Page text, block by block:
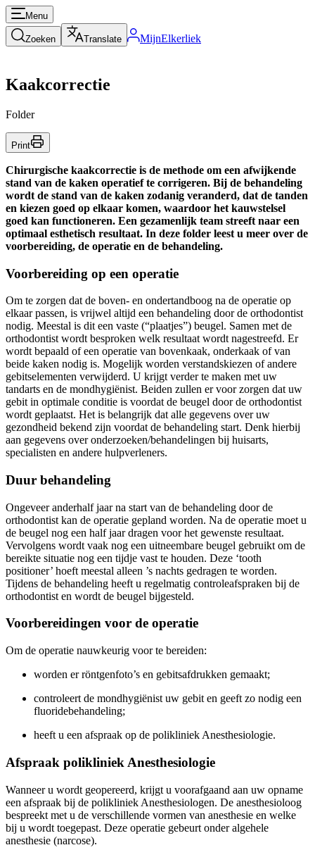
Menu
Zoeken Translate MijnElkerliek
Kaakcorrectie
Folder
Print
Chirurgische kaakcorrectie is de methode om een afwijkende
stand van de kaken operatief te corrigeren. Bij de behandeling
wordt de stand van de kaken zodanig veranderd, dat de tanden
en kiezen goed op elkaar komen, waardoor het kauwstelsel
goed kan functioneren. Een gezamenlijk team streeft naar een
optimaal esthetisch resultaat. In deze folder leest u meer over de
voorbereiding, de operatie en de behandeling.
Voorbereiding op een operatie
Om te zorgen dat de boven- en ondertandboog na de operatie op
elkaar passen, is vrijwel altijd een behandeling door de orthodontist
nodig. Meestal is dit een vaste (“plaatjes”) beugel. Samen met de
orthodontist wordt besproken welk resultaat wordt nagestreefd. Er
wordt bepaald of een operatie van bovenkaak, onderkaak of van
beide kaken nodig is. Mogelijk worden verstandskiezen of andere
gebitselementen verwijderd. U krijgt verder te maken met uw
tandarts en de mondhygiënist. Beiden zullen er voor zorgen dat uw
gebit in optimale conditie is voordat de beugel door de orthodontist
wordt geplaatst. Het is belangrijk dat alle gegevens over uw
gezondheid bekend zijn voordat de behandeling start. Denk hierbij
aan gegevens over onderzoeken/behandelingen bij huisarts,
specialisten en andere hulpverleners.
Duur behandeling
Ongeveer anderhalf jaar na start van de behandeling door de
orthodontist kan de operatie gepland worden. Na de operatie moet u
de beugel nog een half jaar dragen voor het gewenste resultaat.
Vervolgens wordt vaak nog een uitneembare beugel gebruikt om de
bereikte situatie nog een tijdje vast te houden. Deze ‘tooth
positioner’ hoeft meestal alleen ’s nachts gedragen te worden.
Tijdens de behandeling heeft u regelmatig controleafspraken bij de
orthodontist en wordt de beugel bijgesteld.
Voorbereidingen voor de operatie
Om de operatie nauwkeurig voor te bereiden:
worden er röntgenfoto’s en gebitsafdrukken gemaakt;
controleert de mondhygiënist uw gebit en geeft zo nodig een
fluoridebehandeling;
heeft u een afspraak op de polikliniek Anesthesiologie.
Afspraak polikliniek Anesthesiologie
Wanneer u wordt geopereerd, krijgt u voorafgaand aan uw opname
een afspraak bij de polikliniek Anesthesiologen. De anesthesioloog
bespreekt met u de verschillende vormen van anesthesie en welke
bij u wordt toegepast. Deze operatie gebeurt onder algehele
anesthesie (narcose).